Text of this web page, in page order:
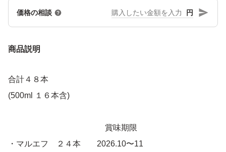
価格の相談 円
商品説明
合計４８本
(500ml １６本含)
賞味期限
・マルエフ ２４本 2026.10〜11